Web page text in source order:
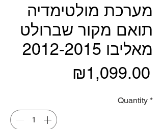
מערכת מולטימדיה
תואם מקור שברולט
מאליבו 2012-2015
₪1,099.00
Quantity *